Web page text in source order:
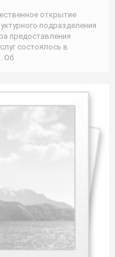
открытие
подразделения
предоставления
состоялось в
Об